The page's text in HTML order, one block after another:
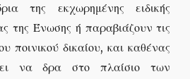
της εκχωρημένης ειδικής
της Ένωσης ή παραβιάζουν τις
ποινικού δικαίου, και καθένας
να δρα στο πλαίσιο των